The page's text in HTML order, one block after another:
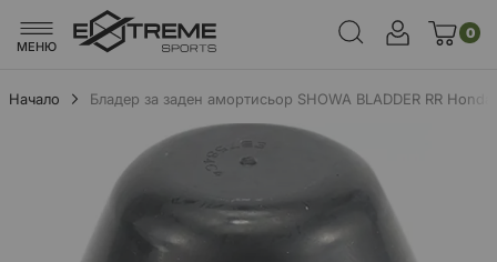
МЕНЮ
0
Начало
Бладер за заден амортисьор SHOWA BLADDER RR Honda
изображенията